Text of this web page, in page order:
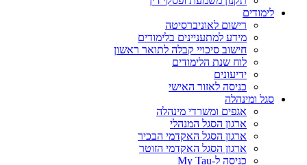
לימודים
רישום לאוניברסיטה
מידע למתעניינים בלימודים
חישוב סיכויי קבלה לתואר ראשון
לוח שנת הלימודים
ידיעונים
כניסה לאזור האישי
סגל ומינהלה
אגפים ומשרדי מינהלה
ארגון הסגל המנהלי
ארגון הסגל האקדמי הבכיר
ארגון הסגל האקדמי הזוטר
כניסה ל-My Tau